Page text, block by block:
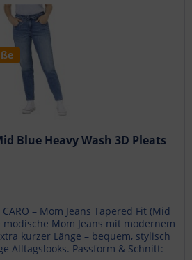
Blue Heavy Wash 3D Pleats
– Mom Jeans Tapered Fit (Mid
modische Mom Jeans mit modernem
kurzer Länge – bequem, stylisch
Alltagslooks. Passform & Schnitt: